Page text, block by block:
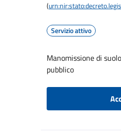
(
Servizio attivo
Manomissione di
pubblico